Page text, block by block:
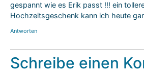
gespannt wie es Erik passt !!! ein
Hochzeitsgeschenk kann ich heute
Antworten
Schreibe einen